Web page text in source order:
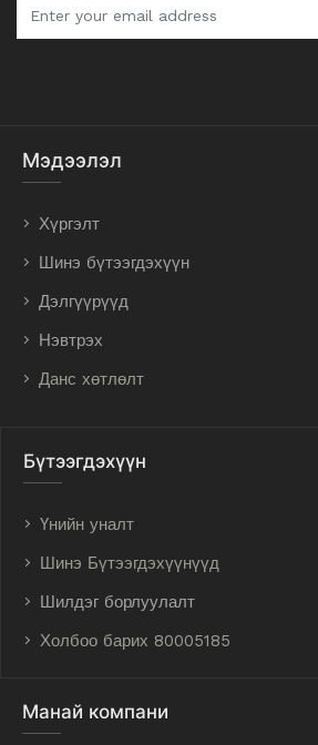
Мэдээлэл
Хүргэлт
Шинэ бүтээгдэхүүн
Дэлгүүрүүд
Нэвтрэх
Данс хөтлөлт
Бүтээгдэхүүн
Үнийн уналт
Шинэ Бүтээгдэхүүнүүд
Шилдэг борлуулалт
Холбоо барих 80005185
Манай компани